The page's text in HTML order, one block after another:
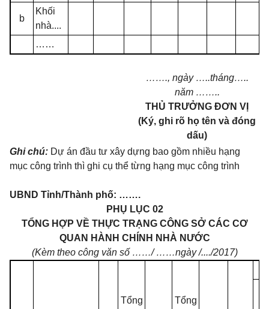
b
Khối
nhà....
……
……., ngày …..tháng…..
năm ……..
THỦ TRƯỞNG ĐƠN VỊ
(Ký, ghi rõ họ tên và đóng
dấu)
Ghi chú: Dự án đầu tư xây dựng bao gồm nhiều hạng
mục công trình thì ghi cụ thể từng hạng mục công trình
UBND Tỉnh/Thành phố: …….
PHỤ LỤC 02
TỔNG HỢP VỀ THỰC TRẠNG CÔNG SỞ CÁC CƠ
QUAN HÀNH CHÍNH NHÀ NƯỚC
(Kèm theo công văn số ……/……ngày /..../2017)
Tổng
Tổng